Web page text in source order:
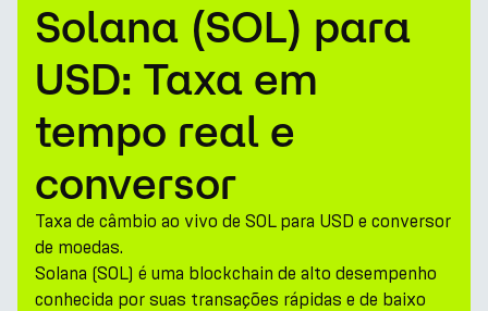
Mercados
Calculadoras
PARK Token
Recursos
Empresa
Solana (SOL) para
USD: Taxa em
tempo real e
conversor
Taxa de câmbio ao vivo de SOL para USD e conversor
de moedas.
Solana (SOL) é uma blockchain de alto desempenho
conhecida por suas transações rápidas e de baixo